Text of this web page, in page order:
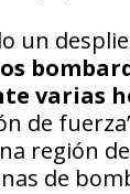
un
varias
de
región
de